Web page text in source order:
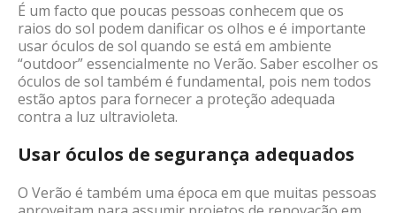
É um facto que poucas pessoas conhecem que os
raios do sol podem danificar os olhos e é importante
usar óculos de sol quando se está em ambiente
“outdoor” essencialmente no Verão. Saber escolher os
óculos de sol também é fundamental, pois nem todos
estão aptos para fornecer a proteção adequada
contra a luz ultravioleta.
Usar óculos de segurança adequados
O Verão é também uma época em que muitas pessoas